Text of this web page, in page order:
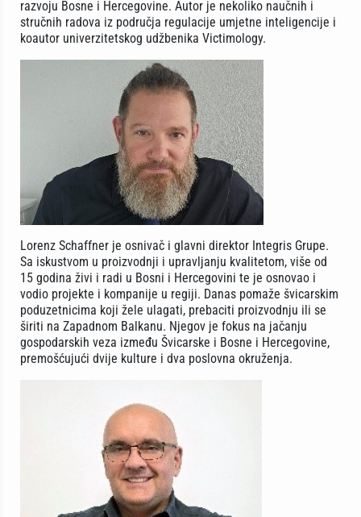
razvoju Bosne i Hercegovine. Autor je nekoliko naučnih i
stručnih radova iz područja regulacije umjetne inteligencije i
koautor univerzitetskog udžbenika Victimology.
Lorenz Schaffner je osnivač i glavni direktor Integris Grupe.
Sa iskustvom u proizvodnji i upravljanju kvalitetom, više od
15 godina živi i radi u Bosni i Hercegovini te je osnovao i
vodio projekte i kompanije u regiji. Danas pomaže švicarskim
poduzetnicima koji žele ulagati, prebaciti proizvodnju ili se
širiti na Zapadnom Balkanu. Njegov je fokus na jačanju
gospodarskih veza između Švicarske i Bosne i Hercegovine,
premošćujući dvije kulture i dva poslovna okruženja.